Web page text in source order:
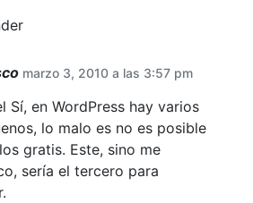
marzo 3, 2010 a las 3:57 pm
Sí, en WordPress hay varios
lo malo es no es posible
gratis. Este, sino me
sería el tercero para